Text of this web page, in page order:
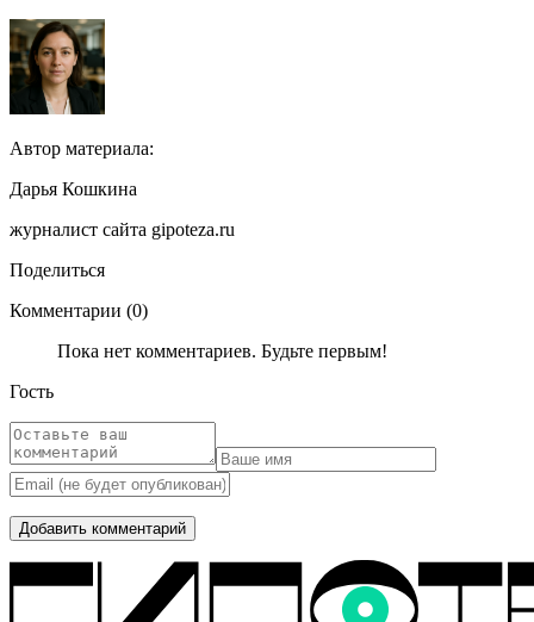
Автор материала:
Дарья Кошкина
журналист сайта gipoteza.ru
Поделиться
Комментарии (0)
Пока нет комментариев. Будьте первым!
Гость